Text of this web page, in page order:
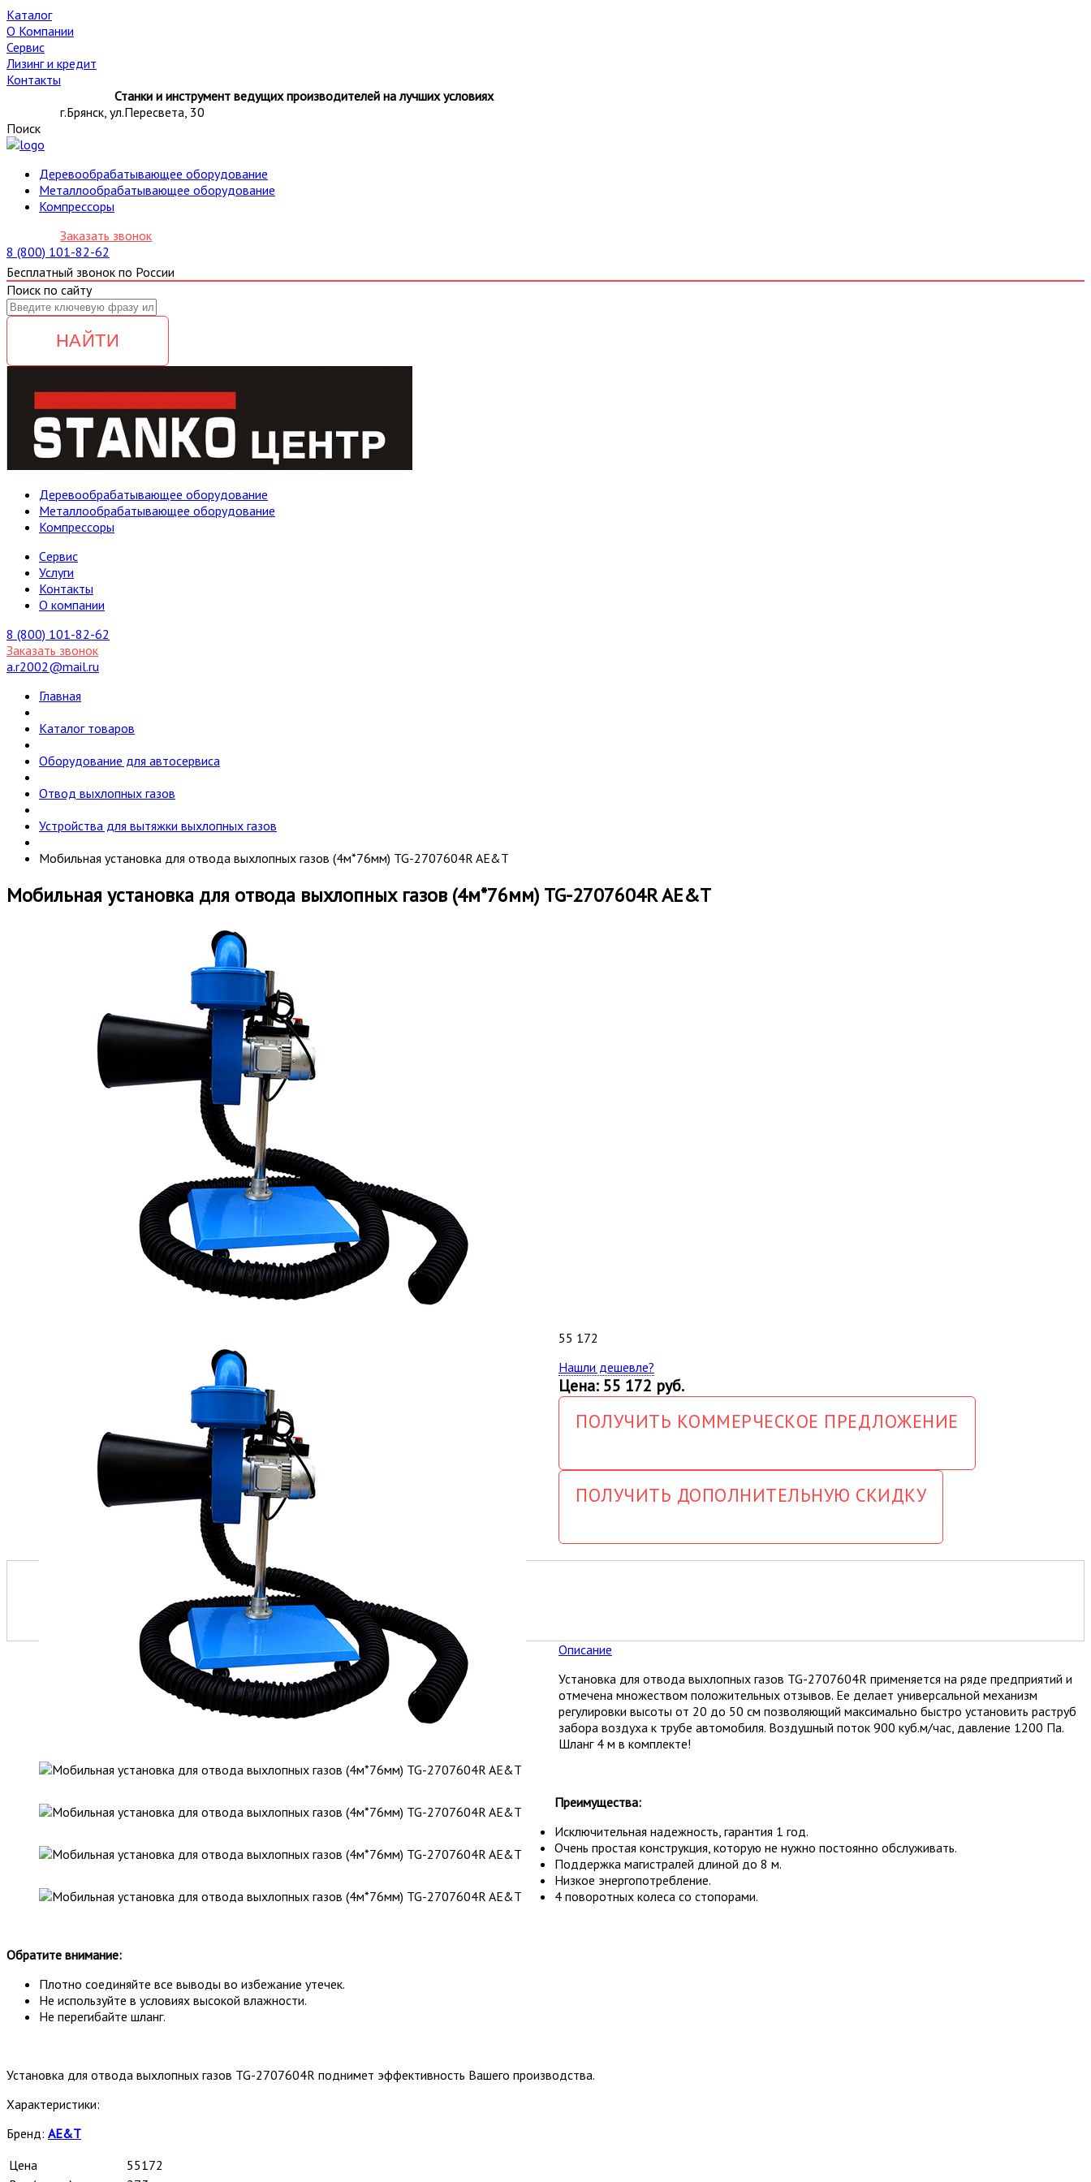
Каталог
О Компании
Сервис
Лизинг и кредит
Контакты
Станки и инструмент ведущих производителей на лучших условиях
г.Брянск, ул.Пересвета, 30
Поиск
Деревообрабатывающее оборудование
Металлообрабатывающее оборудование
Компрессоры
Заказать звонок
8 (800) 101-82-62
Бесплатный звонок по России
Поиск по сайту
НАЙТИ
Деревообрабатывающее оборудование
Металлообрабатывающее оборудование
Компрессоры
Cервис
Услуги
Контакты
О компании
8 (800) 101-82-62
Заказать звонок
a.r2002@mail.ru
Главная
Каталог товаров
Оборудование для автосервиса
Отвод выхлопных газов
Устройства для вытяжки выхлопных газов
Мобильная установка для отвода выхлопных газов (4м*76мм) TG-2707604R AE&T
Мобильная установка для отвода выхлопных газов (4м*76мм) TG-2707604R AE&T
55 172
Нашли дешевле?
Цена: 55 172 руб.
ПОЛУЧИТЬ КОММЕРЧЕСКОЕ ПРЕДЛОЖЕНИЕ
ПОЛУЧИТЬ ДОПОЛНИТЕЛЬНУЮ СКИДКУ
Описание
Установка для отвода выхлопных газов TG-2707604R применяется на ряде предприятий и
отмечена множеством положительных отзывов. Ее делает универсальной механизм
регулировки высоты от 20 до 50 см позволяющий максимально быстро установить раструб
забора воздуха к трубе автомобиля. Воздушный поток 900 куб.м/час, давление 1200 Па.
Шланг 4 м в комплекте!
Преимущества:
Исключительная надежность, гарантия 1 год.
Очень простая конструкция, которую не нужно постоянно обслуживать.
Поддержка магистралей длиной до 8 м.
Низкое энергопотребление.
4 поворотных колеса со стопорами.
Обратите внимание:
Плотно соединяйте все выводы во избежание утечек.
Не используйте в условиях высокой влажности.
Не перегибайте шланг.
Установка для отвода выхлопных газов TG-2707604R поднимет эффективность Вашего производства.
Характеристики:
Бренд: AE&T
Цена
55172